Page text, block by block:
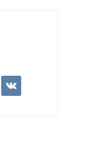
vkontakte